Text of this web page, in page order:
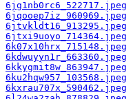
6jg1nb0rc6_522717.jpeg
6jqooep7iz_960969.jpeg
6jtvkldt16_913295.jpeg
6jtxi9uoyo_714364.jpeg
6k07x10hrx_715148.jpeg
6kdwuyyn1r_663360.jpeg
6kkygmit8w_863947.jpeg
6ku2hqw957_103568.jpeg
6kxrau707x_590462.jpeg